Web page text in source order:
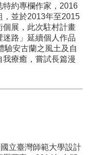
特約專欄作家，2016
，並於2013年至2015
個展，此次駐村計畫
迷路」延續個人作品
驗安古蘭之風土及自
療癒，嘗試長篇漫
立臺灣師範大學設計